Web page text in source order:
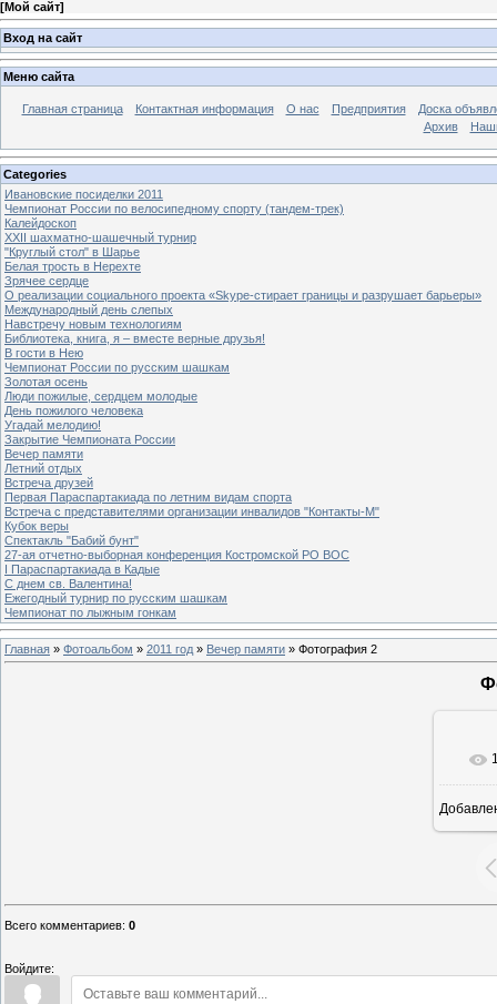
[Мой сайт]
Вход на сайт
Меню сайта
Главная страница Контактная информация О нас Предприятия
Доска
Архив
Categories
Ивановские посиделки 2011
Чемпионат России по велосипедному спорту (тандем-трек)
Калейдоскоп
XXII шахматно-шашечный турнир
"Круглый стол" в Шарье
Белая трость в Нерехте
Зрячее сердце
О реализации социального проекта «Skype-стирает границы и разрушает барьеры»
Международный день слепых
Навстречу новым технологиям
Библиотека, книга, я – вместе верные друзья!
В гости в Нею
Чемпионат России по русским шашкам
Золотая осень
Люди пожилые, сердцем молодые
День пожилого человека
Угадай мелодию!
Закрытие Чемпионата России
Вечер памяти
Летний отдых
Встреча друзей
Первая Параспартакиада по летним видам спорта
Встреча с представителями организации инвалидов "Контакты-М"
Кубок веры
Спектакль "Бабий бунт"
27-ая отчетно-выборная конференция Костромской РО ВОС
I Параспартакиада в Кадые
С днем св. Валентина!
Ежегодный турнир по русским шашкам
Чемпионат по лыжным гонкам
Главная » Фотоальбом » 2011 год » Вечер памяти » Фотография 2
Всего комментариев: 0
Войдите: